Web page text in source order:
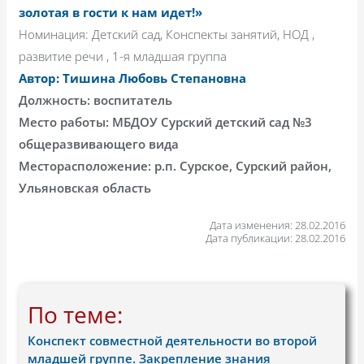
золотая в гости к нам идет!»
Номинация: Детский сад, Конспекты занятий, НОД ,
развитие речи , 1-я младшая группа
Автор: Тишина Любовь Степановна
Должность: воспитатель
Место работы: МБДОУ Сурский детский сад №3
общеразвивающего вида
Месторасположение: р.п. Сурское, Сурский район,
Ульяновская область
Дата изменения: 28.02.2016
Дата публикации: 28.02.2016
По теме:
Конспект совместной деятельности во второй
младшей группе. Закрепление знания